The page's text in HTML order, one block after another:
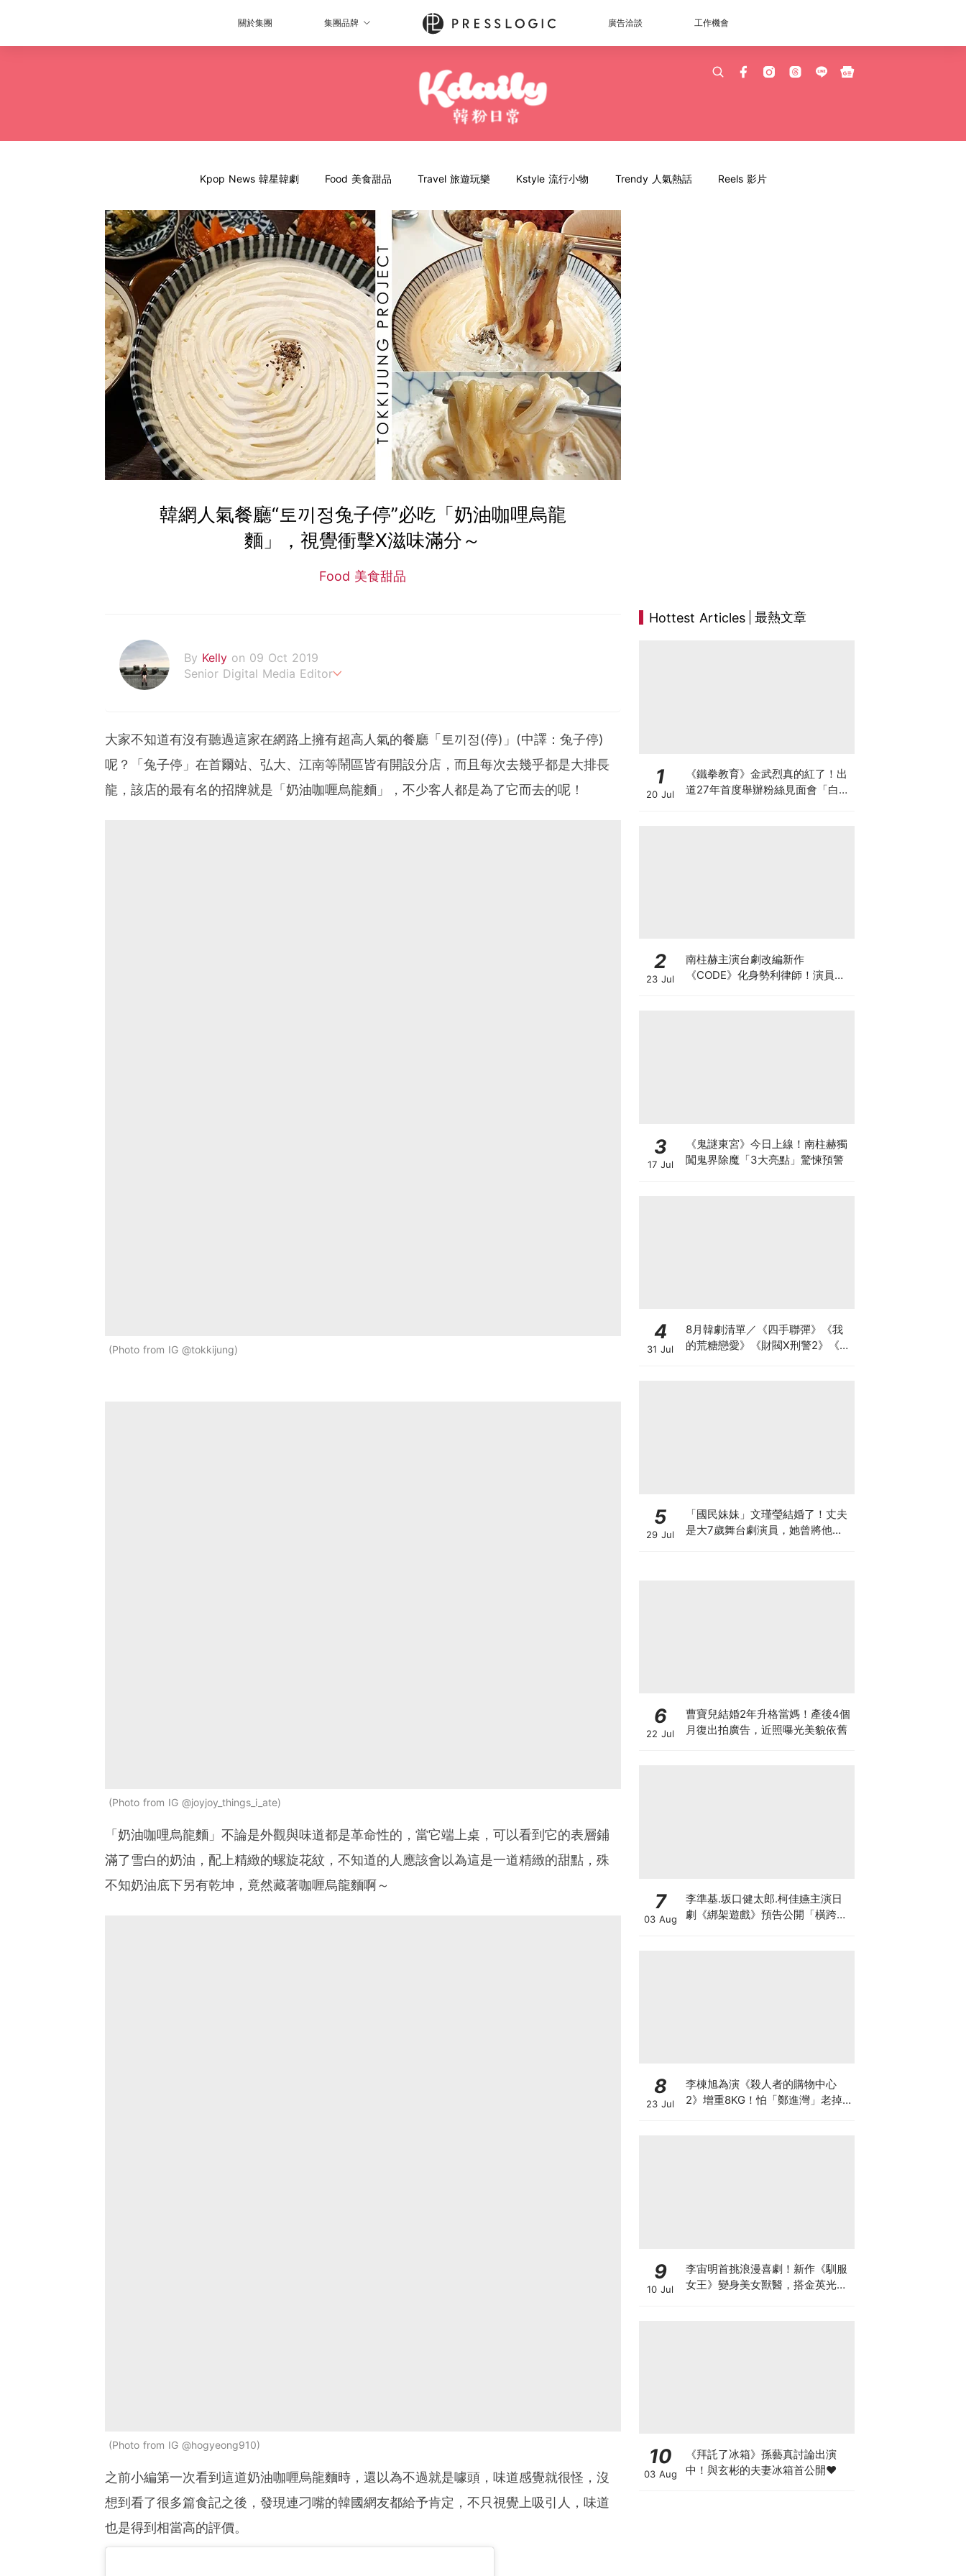
關於集團 集團品牌 廣告洽談 工作機會
Kpop News 韓星韓劇 Food 美食甜品 Travel 旅遊玩樂 Kstyle 流行小物 Trendy 人氣熱話 Reels 影片
韓網人氣餐廳“토끼정兔子停”必吃「奶油咖哩烏龍
麵」，視覺衝擊X滋味滿分～
Food 美食甜品
By Kelly on 09 Oct 2019
Senior Digital Media Editor
大家不知道有沒有聽過這家在網路上擁有超高人氣的餐廳「토끼정(停)」(中譯：兔子停)
呢？「兔子停」在首爾站、弘大、江南等鬧區皆有開設分店，而且每次去幾乎都是大排長
龍，該店的最有名的招牌就是「奶油咖喱烏龍麵」，不少客人都是為了它而去的呢！
Photo from IG @tokkijung
Photo from IG @joyjoy_things_i_ate
「奶油咖哩烏龍麵」不論是外觀與味道都是革命性的，當它端上桌，可以看到它的表層鋪
滿了雪白的奶油，配上精緻的螺旋花紋，不知道的人應該會以為這是一道精緻的甜點，殊
不知奶油底下另有乾坤，竟然藏著咖喱烏龍麵啊～
Photo from IG @hogyeong910
之前小編第一次看到這道奶油咖喱烏龍麵時，還以為不過就是噱頭，味道感覺就很怪，沒
想到看了很多篇食記之後，發現連刁嘴的韓國網友都給予肯定，不只視覺上吸引人，味道
也是得到相當高的評價。
Hottest Articles 最熱文章
1
20 Jul
《鐵拳教育》金武烈真的紅了！出
道27年首度舉辦粉絲見面會「白西
2
23 Jul
南柱赫主演台劇改編新作
《CODE》化身勢利律師！演員陣
3
17 Jul
《鬼謎東宮》今日上線！南柱赫獨
闖鬼界除魔「3大亮點」驚悚預警
4
31 Jul
8月韓劇清單／《四手聯彈》《我
的荒糖戀愛》《財閥X刑警2》《鼠
5
29 Jul
「國民妹妹」文瑾瑩結婚了！丈夫
是大7歲舞台劇演員，她曾將他寫
6
22 Jul
曹寶兒結婚2年升格當媽！產後4個
月復出拍廣告，近照曝光美貌依舊
7
03 Aug
李準基.坂口健太郎.柯佳嬿主演日
劇《綁架遊戲》預告公開「橫跨亞
8
23 Jul
李棟旭為演《殺人者的購物中心
2》增重8KG！怕「鄭進灣」老掉
9
10 Jul
李宙明首挑浪漫喜劇！新作《馴服
女王》變身美女獸醫，搭金英光組
10
03 Aug
《拜託了冰箱》孫藝真討論出演
中！與玄彬的夫妻冰箱首公開♥